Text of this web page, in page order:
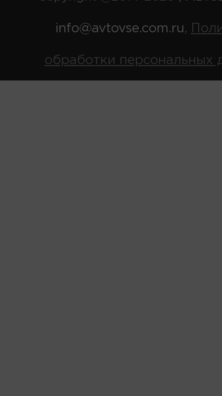
info@avtovse.com.ru,
обработки персональных